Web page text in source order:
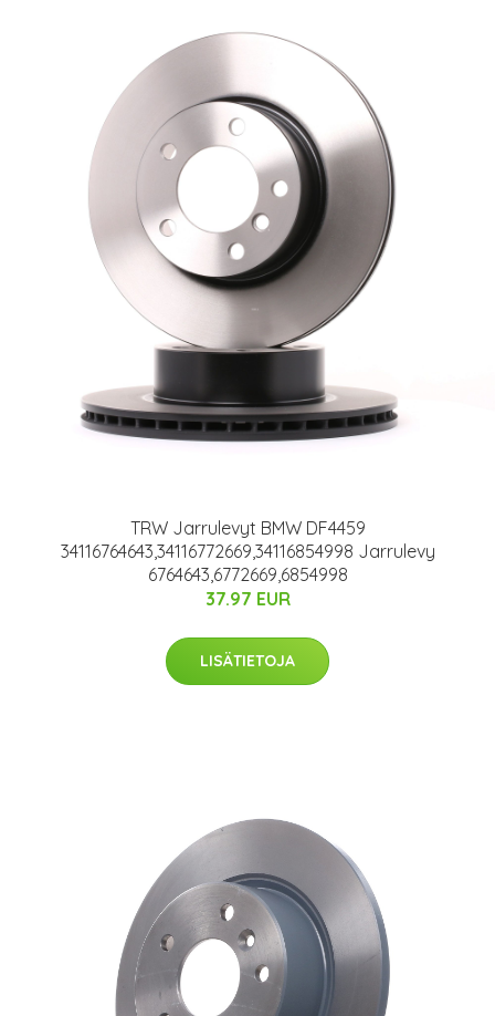
TRW Jarrulevyt BMW DF4459
34116764643,34116772669,34116854998 Jarrulevy
6764643,6772669,6854998
37.97 EUR
LISÄTIETOJA